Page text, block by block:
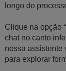
longo do
Clique na opção
chat no canto
nossa assistente
para explorar